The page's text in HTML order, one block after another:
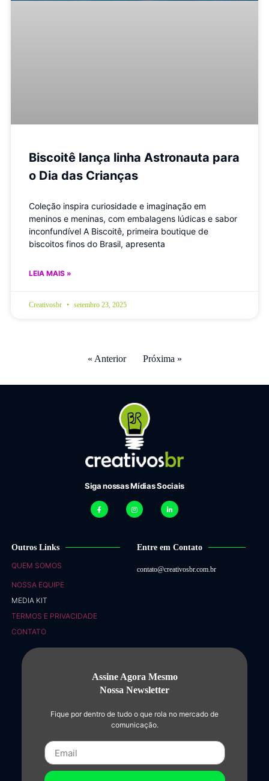
Biscoitê lança linha Astronauta para
o Dia das Crianças
Coleção inspira curiosidade e imaginação em
meninos e meninas, com embalagens lúdicas e sabor
inconfundível A Biscoitê, primeira boutique de
biscoitos finos do Brasil, apresenta
LEIA MAIS »
Creativosbr setembro 23, 2025
« Anterior Próxima »
Siga nossas Mídias Sociais
Outros Links
QUEM SOMOS
NOSSA EQUIPE
MEDIA KIT
TERMOS E PRIVACIDADE
CONTATO
Entre em Contato
contato@creativosbr.com.br
Assine Agora Mesmo
Nossa Newsletter
Fique por dentro de tudo o que rola no mercado de
comunicação.